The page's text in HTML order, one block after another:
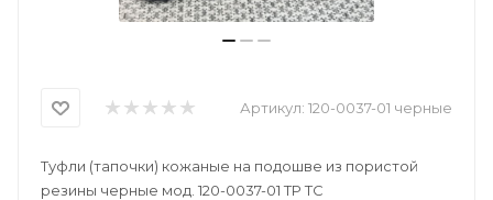
Артикул: 120-0037-01 черные
Туфли (тапочки) кожаные на подошве из пористой
резины черные мод. 120-0037-01 ТР ТС